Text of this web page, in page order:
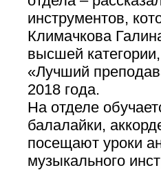
инструментов,
Климачкова
высшей
«Лучший
2018 года.
На отделе
балалайки,
посещают уроки
музыкального